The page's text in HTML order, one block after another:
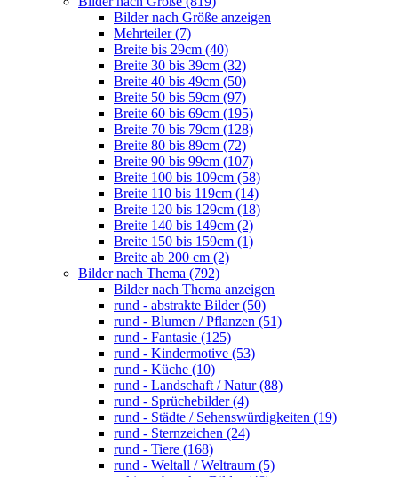
Bilder nach Größe anzeigen
Mehrteiler (7)
Breite bis 29cm (40)
Breite 30 bis 39cm (32)
Breite 40 bis 49cm (50)
Breite 50 bis 59cm (97)
Breite 60 bis 69cm (195)
Breite 70 bis 79cm (128)
Breite 80 bis 89cm (72)
Breite 90 bis 99cm (107)
Breite 100 bis 109cm (58)
Breite 110 bis 119cm (14)
Breite 120 bis 129cm (18)
Breite 140 bis 149cm (2)
Breite 150 bis 159cm (1)
Breite ab 200 cm (2)
Bilder nach Thema (792)
Bilder nach Thema anzeigen
rund - abstrakte Bilder (50)
rund - Blumen / Pflanzen (51)
rund - Fantasie (125)
rund - Kindermotive (53)
rund - Küche (10)
rund - Landschaft / Natur (88)
rund - Sprüchebilder (4)
rund - Städte / Sehenswürdigkeiten (19)
rund - Sternzeichen (24)
rund - Tiere (168)
rund - Weltall / Weltraum (5)